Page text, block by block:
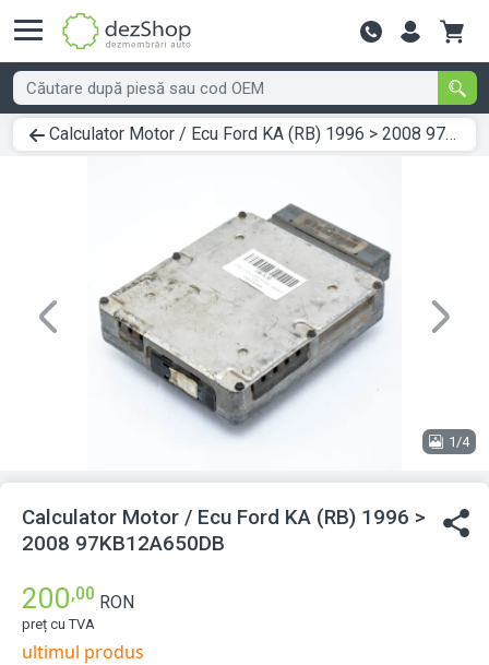
Contactează-
Calculator Motor / Ecu Ford KA (RB) 1996 > 2008 97KB12A650DB
Previous Next
1/4
Calculator Motor / Ecu Ford KA (RB) 1996 >
2008 97KB12A650DB
200,00 RON
preț cu TVA
ultimul produs